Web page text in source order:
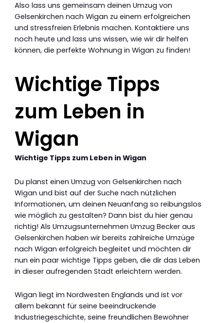
Also lass uns gemeinsam deinen Umzug von
Gelsenkirchen nach Wigan zu einem erfolgreichen
und stressfreien Erlebnis machen. Kontaktiere uns
noch heute und lass uns wissen, wie wir dir helfen
können, die perfekte Wohnung in Wigan zu finden!
Wichtige Tipps
zum Leben in
Wigan
Wichtige Tipps zum Leben in Wigan
Du planst einen Umzug von Gelsenkirchen nach
Wigan und bist auf der Suche nach nützlichen
Informationen, um deinen Neuanfang so reibungslos
wie möglich zu gestalten? Dann bist du hier genau
richtig! Als Umzugsunternehmen Umzug Becker aus
Gelsenkirchen haben wir bereits zahlreiche Umzüge
nach Wigan erfolgreich begleitet und möchten dir
nun ein paar wichtige Tipps geben, die dir das Leben
in dieser aufregenden Stadt erleichtern werden.
Wigan liegt im Nordwesten Englands und ist vor
allem bekannt für seine beeindruckende
Industriegeschichte, seine freundlichen Bewohner